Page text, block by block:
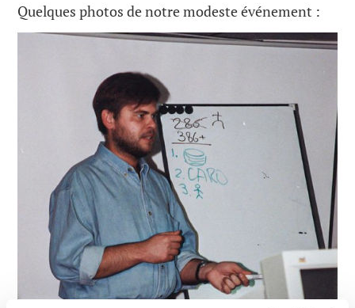
Quelques photos de notre modeste événement :